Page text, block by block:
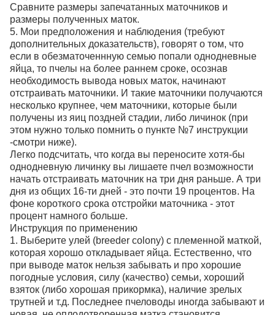
Сравните размеры запечатанных маточников и
размеры полученных маток.
5. Мои предположения и наблюдения (требуют
дополнительных доказательств), говорят о том, что
если в обезматоченнную семью попали однодневные
яйца, то пчелы на более раннем сроке, осознав
необходимость вывода новых маток, начинают
отстраивать маточники. И такие маточники получаются
несколько крупнее, чем маточники, которые были
получены из яиц поздней стадии, либо личинок (при
этом нужно только помнить о пункте №7 инструкции
-смотри ниже).
Легко подсчитать, что когда вы переносите хотя-бы
однодневную личинку вы лишаете пчел возможности
начать отстраивать маточник на три дня раньше. А три
дня из общих 16-ти дней - это почти 19 процентов. На
фоне короткого срока отстройки маточника - этот
процент намного больше.
Инструкция по применению
1. Выберите улей (breeder colony) с племенной маткой,
которая хорошо откладывает яйца. Естественно, что
при выводе маток нельзя забывать и про хорошие
погодные условия, силу (качество) семьи, хороший
взяток (либо хорошая прикормка), наличие зрелых
трутней и т.д. Последнее пчеловоды иногда забывают и